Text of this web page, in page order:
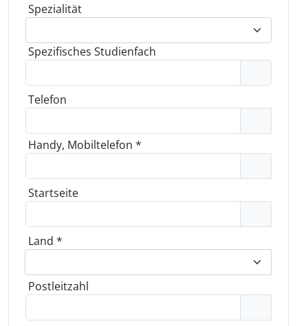
Spezialität
Spezifisches Studienfach
Telefon
Handy, Mobiltelefon *
Startseite
Land *
Postleitzahl